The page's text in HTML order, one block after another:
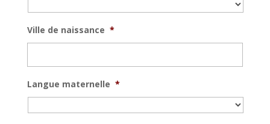
AAAA
Ville de naissance *
Langue maternelle *